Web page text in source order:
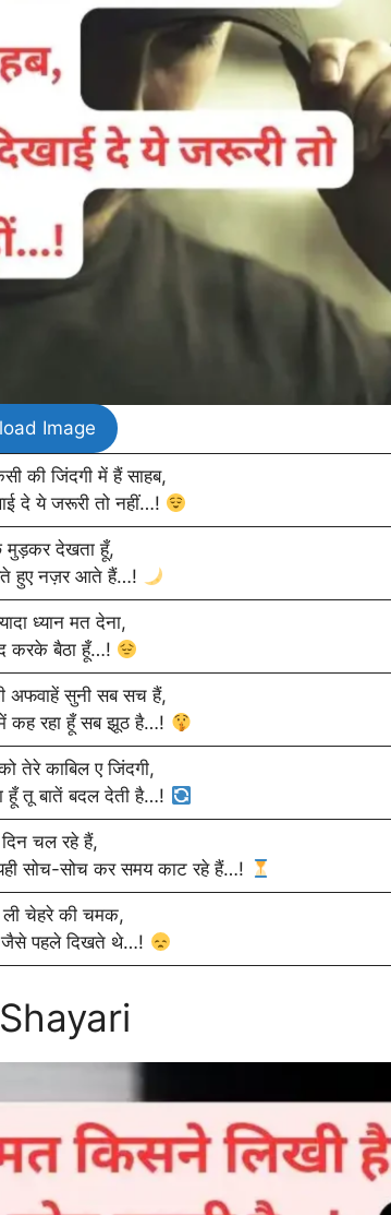
Image
की जिंदगी में हैं साहब,
दे ये जरूरी तो नहीं…!
मुड़कर देखता हूँ,
हुए नज़र आते हैं…!
ध्यान मत देना,
करके बैठा हूँ…!
अफवाहें सुनी सब सच हैं,
कह रहा हूँ सब झूठ है…!
काबिल ए जिंदगी,
तू बातें बदल देती है…!
चल रहे हैं,
सोच-सोच कर समय काट रहे हैं…!
चेहरे की चमक,
जैसे पहले दिखते थे…!